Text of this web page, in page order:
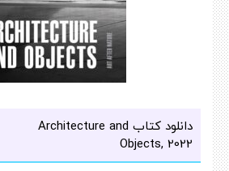
دانلود کتاب Architecture and
Objects, 2022